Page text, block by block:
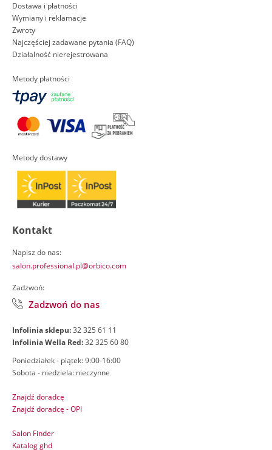
Dostawa i płatności
Wymiany i reklamacje
Zwroty
Najczęściej zadawane pytania (FAQ)
Działalność nierejestrowana
Metody płatności
Metody dostawy
Kontakt
Napisz do nas:
salon.professional.pl@orbico.com
Zadzwoń:
Zadzwoń do nas
Infolinia sklepu:32 325 61 11
Infolinia Wella Red:32 325 60 80
Poniedziałek - piątek: 9:00-16:00
Sobota - niedziela: nieczynne
Znajdź doradcę
Znajdź doradcę - OPI
Salon Finder
Katalog ghd